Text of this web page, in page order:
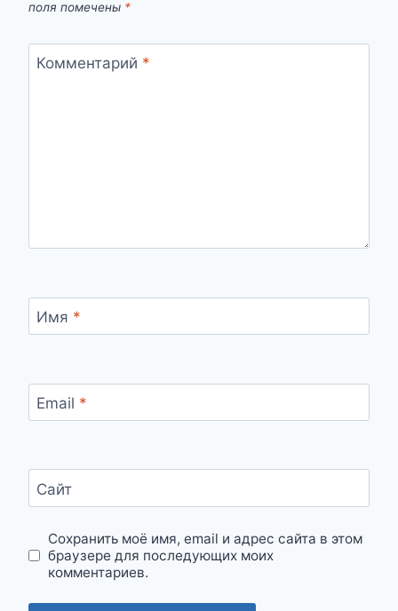
поля помечены *
Комментарий *
Имя *
Email *
Сайт
Сохранить моё имя, email и адрес сайта в этом
браузере для последующих моих
комментариев.